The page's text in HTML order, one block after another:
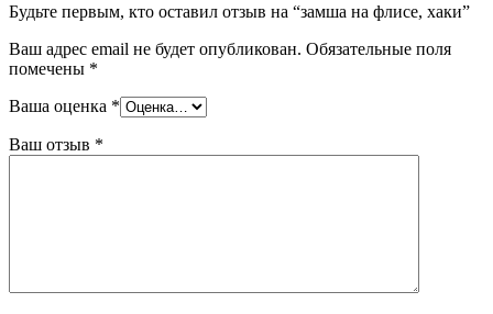
Будьте первым, кто оставил отзыв на “замша на флисе, хаки”
Ваш адрес email не будет опубликован. Обязательные поля
помечены *
Ваша оценка *
Ваш отзыв *